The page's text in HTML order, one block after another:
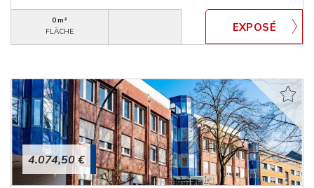
0 m²
FLÄCHE
4.074,50 €